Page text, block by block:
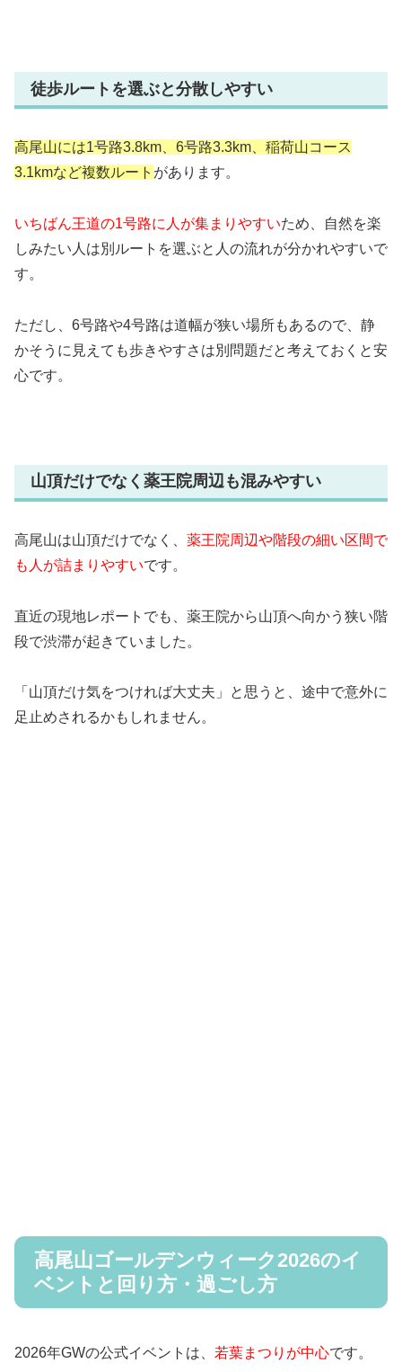
徒歩ルートを選ぶと分散しやすい
高尾山には1号路3.8km、6号路3.3km、稲荷山コース
3.1kmなど複数ルート があります。
いちばん王道の1号路に人が集まりやすいため、自然を楽
しみたい人は別ルートを選ぶと人の流れが分かれやすいで
す。
ただし、6号路や4号路は道幅が狭い場所もあるので、静
かそうに見えても歩きやすさは別問題だと考えておくと安
心です。
山頂だけでなく薬王院周辺も混みやすい
高尾山は山頂だけでなく、 薬王院周辺や階段の細い区間で
も人が詰まりやすいです。
直近の現地レポートでも、薬王院から山頂へ向かう狭い階
段で渋滞が起きていました。
「山頂だけ気をつければ大丈夫」と思うと、途中で意外に
足止めされるかもしれません。
高尾山ゴールデンウィーク2026のイ
ベントと回り方・過ごし方
2026年GWの公式イベントは、 若葉まつりが中心です。